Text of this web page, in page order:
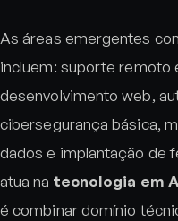
As áreas emergentes
incluem: suporte remoto
desenvolvimento web,
cibersegurança básica,
dados e implantação de
atua na tecnologia em
é combinar domínio